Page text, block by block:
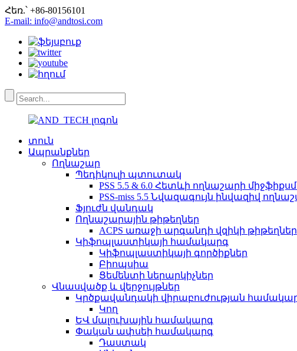
Հեռ.՝ +86-80156101
E-mail: info@andtosi.com
տուն
Ապրանքներ
Ողնաշար
Պեդիկուլի պտուտակ
PSS 5.5 & 6.0 Հետևի ողնաշարի
PSS-miss 5.5 Նվազագույն ինվազիվ
Ֆյուժն վանդակ
Ողնաշարային թիթեղներ
ACPS առաջի արգանդի վզիկի
Կիֆոպլաստիկայի համակարգ
Կիֆոպլաստիկայի գործիքներ
Բիոպսիա
Ցեմենտի ներարկիչներ
Վնասվածք և վերջույթներ
Կրծքավանդակի վիրաբուժության
Կող
ԵՎ մալուխային համակարգ
Փական ափսեի համակարգ
Դաստակ